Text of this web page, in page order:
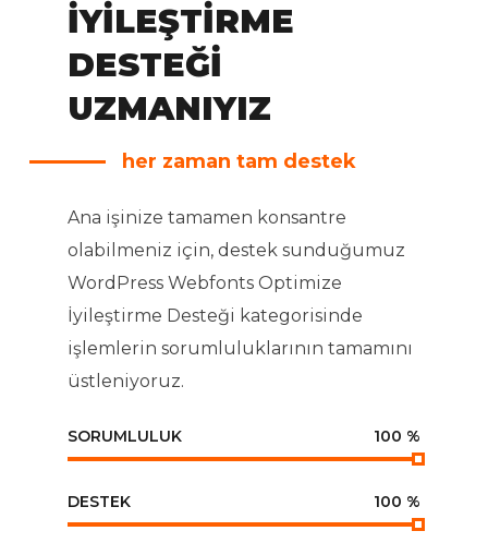
her zaman tam destek
İYILEŞTIRME
DESTEĞI
UZMANIYIZ
Ana işinize tamamen konsantre
olabilmeniz için, destek sunduğumuz
WordPress Webfonts Optimize
İyileştirme Desteği kategorisinde
işlemlerin sorumluluklarının tamamını
üstleniyoruz.
SORUMLULUK 100 %
DESTEK 100 %